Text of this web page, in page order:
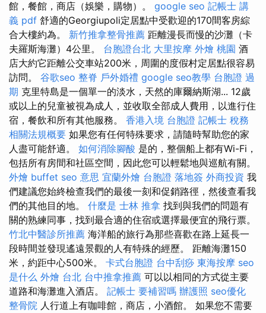
館，餐館，商店（娛樂，購物）。 google seo 記帳士 講
義 pdf 舒適的Georgiupoli定居點中受歡迎的170間客房綜
合大樓約為。 新竹推拿整骨推薦 距離漫長而慢的沙灘（卡
夫羅斯海灘）4公里。 台胞證台北 大里按摩 外燴 桃園 酒
店大約它距離公交車站200米，周圍的度假村定居點很容易
訪問。 谷歌seo 整脊 戶外婚禮 google seo教學 台胞證 過
期 克里特島是一個單一的淡水，天然的庫爾納斯湖... 12歲
或以上的兒童被視為成人，並收取全部成人費用，以進行住
宿，餐飲和所有其他服務。 香港入境 台胞證 記帳士 稅務
相關法規概要 如果您有任何特殊要求，請隨時幫助您的家
人盡可能舒適。 如何消除腳酸 是的，整個船上都有Wi-Fi，
包括所有房間和社區空間，因此您可以輕鬆地與巡航有關。
外燴 buffet seo 意思 宜蘭外燴 台胞證 落地簽 外商投資 我
們建議您始終檢查我們的最後一刻和促銷路徑，然後查看我
們的其他目的地。 什麼是 士林 推拿 找到與我們的問題有
關的熟練同事，找到最合適的住宿或選擇最便宜的飛行票。
竹北中醫診所推薦 海洋船的旅行為那些喜歡在路上延長一
段時間並發現遙遠景觀的人有特殊的經歷。 距離海灘150
米，約距中心500米。 卡式台胞證 台中刮痧 東海按摩 seo
是什么 外燴 台北 台中推拿推薦 可以以相同的方式從主要
道路和海灘進入酒店。 記帳士 要補習嗎 辦護照 seo優化
整骨院 人行道上有咖啡館，商店，小酒館。 如果您不需要